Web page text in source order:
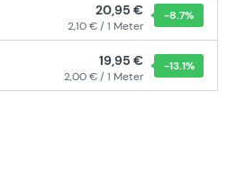
20,95 €
2,10 € / 1 Meter
-8.7%
19,95 €
2,00 € / 1 Meter
-13.1%